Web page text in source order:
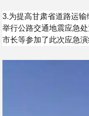
3.为提高甘肃省道路运
举行公路交通地震应急
市长等参加了此次应急